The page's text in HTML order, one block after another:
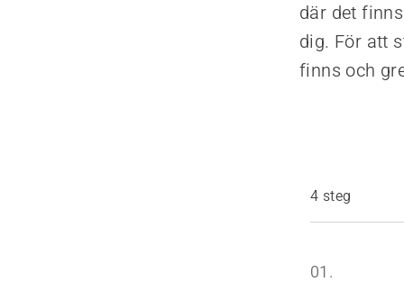
där det
dig. För att
finns och
4 steg
01.